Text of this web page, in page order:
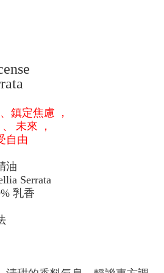
、鎮定焦慮
，
、 未來
，
自由
油
Serrata
乳香